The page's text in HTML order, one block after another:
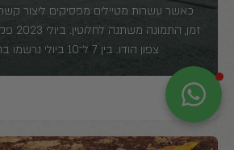
כאשר עשרות מטיילים מפסיקים ליצור קשר
זמן,
צפון הודו. בין 7 ל־10 ביולי נרשמו בהימאצ'ל […]